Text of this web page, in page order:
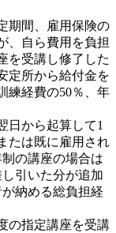
期間、雇用保険の
、自ら費用を負担
を受講し修了した
定所から給付金を
練経費の50％、年
日から起算して1
たは既に雇用され
の講座の場合は
引いた分が追加
納める総負担経
の指定講座を受講